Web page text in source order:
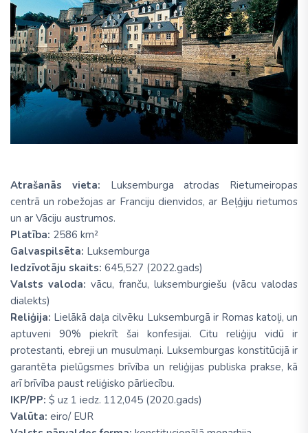
Atrašanās vieta: Luksemburga atrodas Rietumeiropas
centrā un robežojas ar Franciju dienvidos, ar Beļģiju rietumos
un ar Vāciju austrumos.
Platība: 2586 km²
Galvaspilsēta: Luksemburga
Iedzīvotāju skaits: 645,527 (2022.gads)
Valsts valoda: vācu, franču, luksemburgiešu (vācu valodas
dialekts)
Reliģija: Lielākā daļa cilvēku Luksemburgā ir Romas katoļi, un
aptuveni 90% piekrīt šai konfesijai. Citu reliģiju vidū ir
protestanti, ebreji un musulmaņi. Luksemburgas konstitūcijā ir
garantēta pielūgsmes brīvība un reliģijas publiska prakse, kā
arī brīvība paust reliģisko pārliecību.
IKP/PP: $ uz 1 iedz. 112,045 (2020.gads)
Valūta: eiro/ EUR